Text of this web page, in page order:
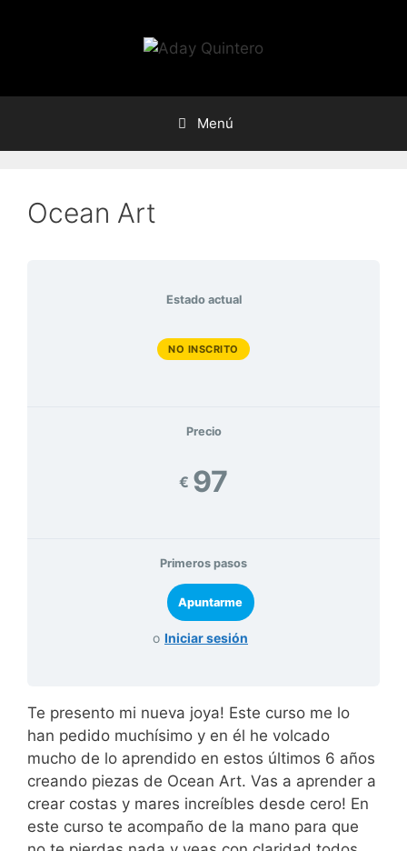
Menú
Ocean Art
Estado actual
NO INSCRITO
Precio
€ 97
Primeros pasos
o Iniciar sesión
Te presento mi nueva joya! Este curso me lo
han pedido muchísimo y en él he volcado
mucho de lo aprendido en estos últimos 6 años
creando piezas de Ocean Art. Vas a aprender a
crear costas y mares increíbles desde cero! En
este curso te acompaño de la mano para que